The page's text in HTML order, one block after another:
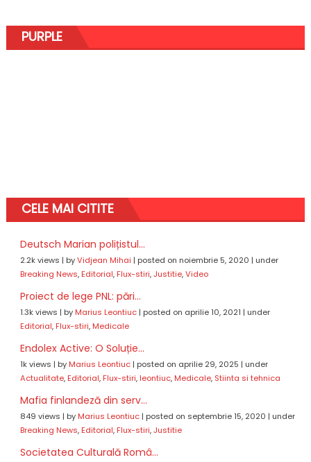
PURPLE
CELE MAI CITITE
Deutsch Marian polițistul...
2.2k views | byVidjean Mihai | posted on noiembrie 5, 2020 | under
Breaking News, Editorial, Flux-stiri,Justitie,Video
Proiect de lege PNL: pări...
1.3k views | by Marius Leontiuc| posted on aprilie 10, 2021 | under
Editorial, Flux-stiri, Medicale
Endolex Active: O Soluție...
1k views | by Marius Leontiuc| posted on aprilie 29, 2025 | under
Actualitate, Editorial, Flux-stiri, leontiuc, Medicale, Stiinta si tehnica
Mafia finlandeză din serv...
849 views | by Marius Leontiuc| posted on septembrie 15, 2020 | under
Breaking News, Editorial, Flux-stiri,Justitie
Societatea Culturală Româ...